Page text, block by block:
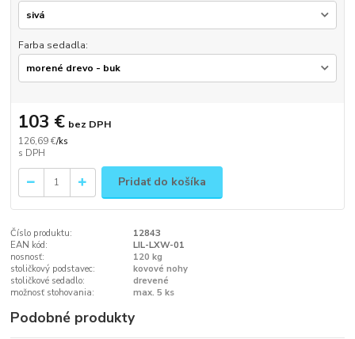
Farba sedadla:
126,69 €/ks
103 € bez DPH
Pridať do košíka
Číslo produktu:
12843
EAN kód:
LIL-LXW-01
nosnosť:
120 kg
stoličkový podstavec:
kovové nohy
stoličkové sedadlo:
drevené
možnosť stohovania:
max. 5 ks
Podobné produkty